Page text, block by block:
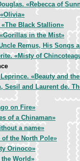
«Rebecca of
«The Black Stallion»
in the Mist»
Remus, His Songs
«Misty of
«Beauty and
Sesil and Laurent de.
on Fire»
of a Chinaman»
a name»
of the North Pole»
Orinoco»
World»